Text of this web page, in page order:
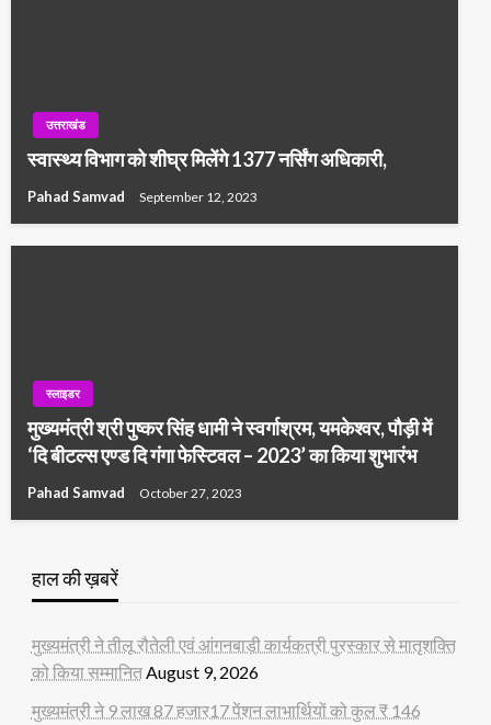
उत्तराखंड
स्वास्थ्य विभाग को शीघ्र मिलेंगे 1377 नर्सिंग अधिकारी,
Pahad Samvad September 12, 2023
स्लाइडर
मुख्यमंत्री श्री पुष्कर सिंह धामी ने स्वर्गाश्रम, यमकेश्वर, पौड़ी में
‘दि बीटल्स एण्ड दि गंगा फेस्टिवल – 2023’ का किया शुभारंभ
Pahad Samvad October 27, 2023
हाल की ख़बरें
मुख्यमंत्री ने तीलू रौतेली एवं आंगनबाड़ी कार्यकत्री पुरस्कार से मातृशक्ति
को किया सम्मानितAugust 9, 2026
मुख्यमंत्री ने 9 लाख 87 हजार17 पेंशन लाभार्थियों को कुल ₹ 146